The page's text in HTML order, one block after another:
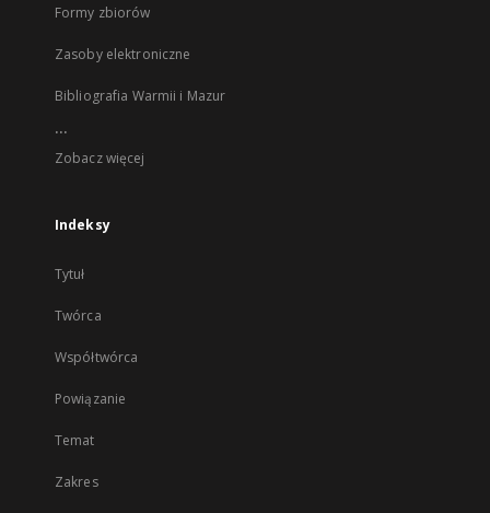
Formy zbiorów
Zasoby elektroniczne
Bibliografia Warmii i Mazur
...
Zobacz więcej
Indeksy
Tytuł
Twórca
Współtwórca
Powiązanie
Temat
Zakres